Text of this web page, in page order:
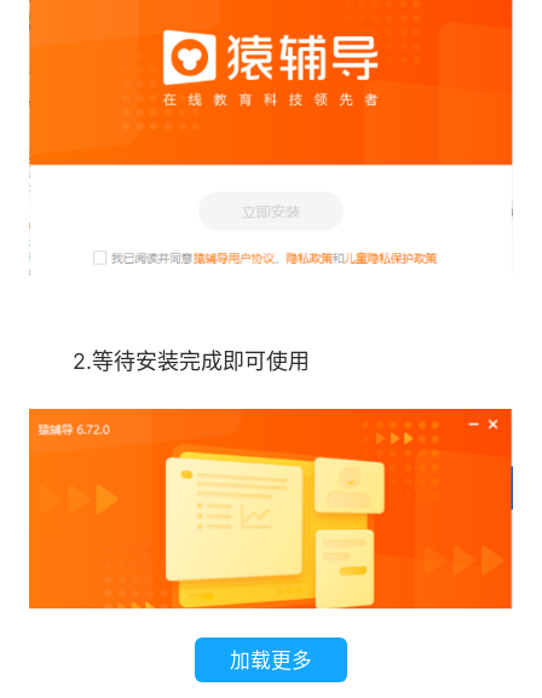
精准匹配各地教材版本，同步及中高考课程全
覆盖;
5、早7晚11都能上课：
足不出户，每日7点至23点随时约课，自主改
课退课;
只要几十元，就能上一节55分钟的名师1对1课
程;
7、多平台同步课堂：
全面支持选课上课，直播课程内容可下载回
2.等待安装完成即可使用
加载更多